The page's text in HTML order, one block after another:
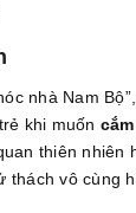
nhà Nam
khi muốn
thiên nhiên
thách vô cùng